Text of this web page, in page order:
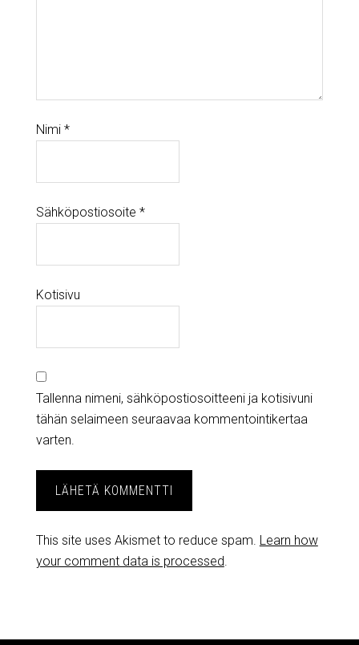
Nimi *
Sähköpostiosoite *
Kotisivu
Tallenna nimeni, sähköpostiosoitteeni ja kotisivuni
tähän selaimeen seuraavaa kommentointikertaa
varten.
This site uses Akismet to reduce spam. Learn how
your comment data is processed.